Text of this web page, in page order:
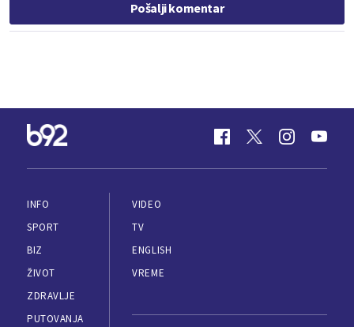
Pošalji komentar
INFO
SPORT
BIZ
ŽIVOT
ZDRAVLJE
PUTOVANJA
VIDEO
TV
ENGLISH
VREME